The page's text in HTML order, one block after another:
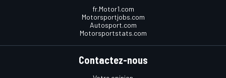
fr.Motor1.com
Motorsportjobs.com
Autosport.com
Motorsportstats.com
Contactez-nous